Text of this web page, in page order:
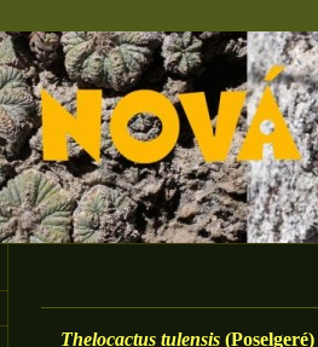
Thelocactus tulensis